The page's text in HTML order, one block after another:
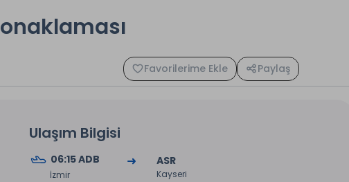
Favorilerime Ekle Paylaş
Ulaşım Bilgisi
06:15 ADB
İzmir
ASR
Kayseri